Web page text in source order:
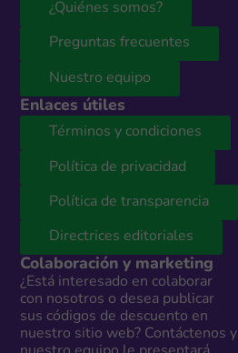
¿Quiénes somos?
Preguntas frecuentes
Nuestro equipo
Enlaces útiles
Términos y condiciones
Política de privacidad
Política de transparencia
Directrices editoriales
Colaboración y marketing
¿Está interesado en colaborar
con nosotros o desea publicar
sus códigos de descuento en
nuestro sitio web? Contáctenos y